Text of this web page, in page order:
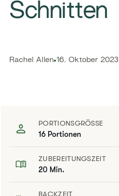
Schnitten
​​Rachel Allen​ 16. Oktober 2023
PORTIONSGRÖSSE
16 Portionen
ZUBEREITUNGSZEIT
20 Min.
BACKZEIT